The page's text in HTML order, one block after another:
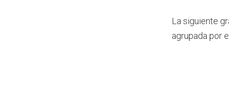
La siguiente
agrupada por